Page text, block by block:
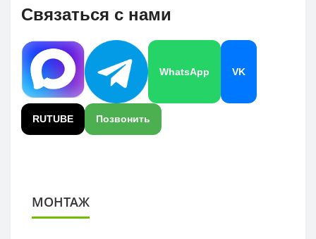
Связаться с нами
WhatsApp VK
RUTUBE Позвонить
МОНТАЖ